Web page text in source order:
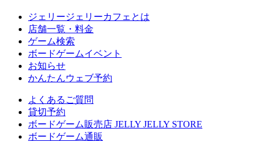
ジェリージェリーカフェとは
店舗一覧・料金
ゲーム検索
ボードゲームイベント
お知らせ
かんたんウェブ予約
よくあるご質問
貸切予約
ボードゲーム販売店 JELLY JELLY STORE
ボードゲーム通販